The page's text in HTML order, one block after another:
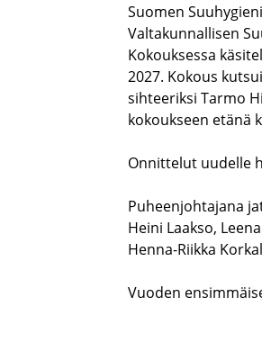
Suomen
Valtakunnallisen
Kokouksessa
2027. Kokous
sihteeriksi Tarmo
kokoukseen etänä
Onnittelut uudelle
Puheenjohtajana
Heini Laakso,
Henna-Riikka
Vuoden